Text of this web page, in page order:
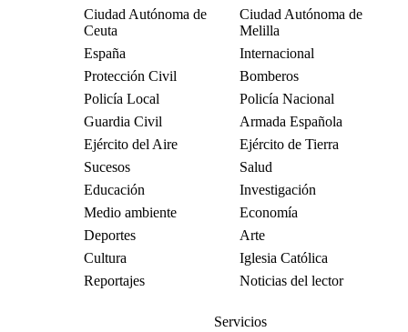
Ciudad Autónoma de
Ceuta
Ciudad Autónoma de
Melilla
España
Internacional
Protección Civil
Bomberos
Policía Local
Policía Nacional
Guardia Civil
Armada Española
Ejército del Aire
Ejército de Tierra
Sucesos
Salud
Educación
Investigación
Medio ambiente
Economía
Deportes
Arte
Cultura
Iglesia Católica
Reportajes
Noticias del lector
Servicios